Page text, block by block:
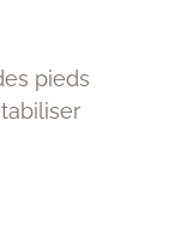
pieds